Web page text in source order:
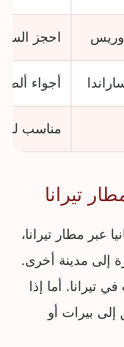
احجز
أجواء
مناسب
تيرانا
عبر مطار تيرانا،
إلى مدينة أخرى.
تيرانا. أما إذا
إلى بيرات أو